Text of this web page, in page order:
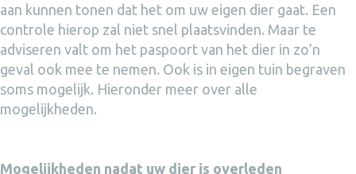
aan kunnen tonen dat het om uw eigen dier gaat. Een
controle hierop zal niet snel plaatsvinden. Maar te
adviseren valt om het paspoort van het dier in zo’n
geval ook mee te nemen. Ook is in eigen tuin begraven
soms mogelijk. Hieronder meer over alle
mogelijkheden.
Mogelijkheden nadat uw dier is overleden